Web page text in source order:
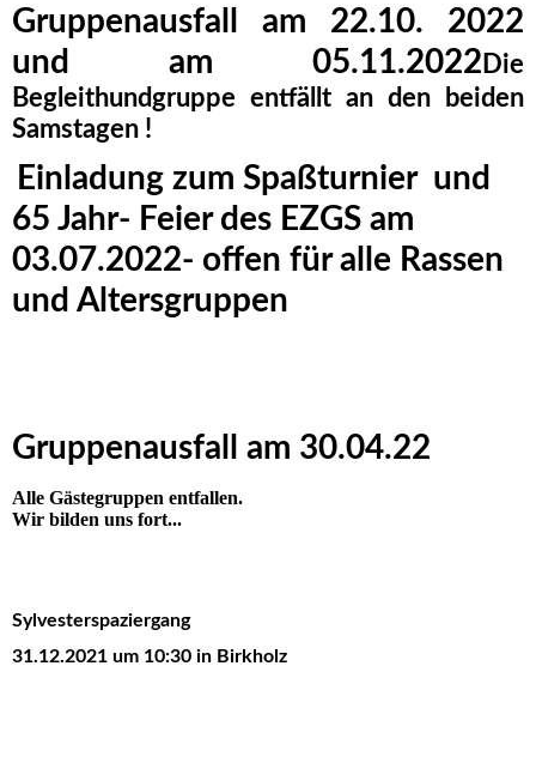
Gruppenausfall am 22.10. 2022
und am 05.11.2022 Die
Begleithundgruppe entfällt an den beiden
Samstagen !
Einladung zum Spaßturnier und
65 Jahr- Feier des EZGS am
03.07.2022- offen für alle Rassen
und Altersgruppen
Gruppenausfall am 30.04.22
Alle Gästegruppen entfallen.
Wir bilden uns fort...
Sylvesterspaziergang
31.12.2021 um 10:30 in Birkholz